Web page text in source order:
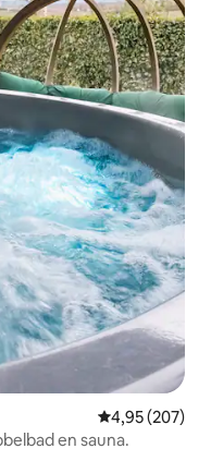
Gemiddelde
4,95 (207)
en sauna.